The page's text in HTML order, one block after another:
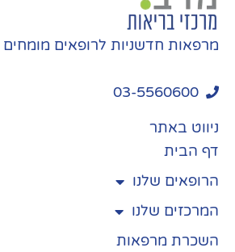
מרפאות חדשניות לרופאים מומחים
03-5560600
ניווט באתר
דף הבית
הרופאים שלנו
המרכזים שלנו
השכרת מרפאות